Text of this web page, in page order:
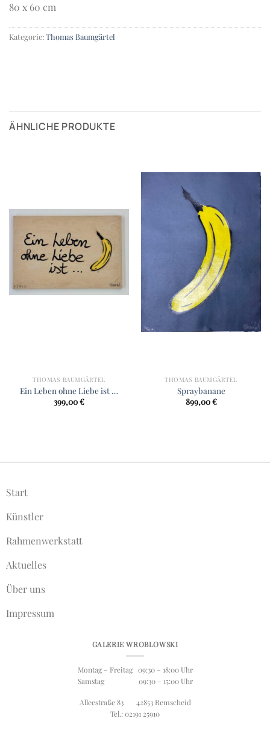
80 x 60 cm
Kategorie:Thomas Baumgärtel
ÄHNLICHE PRODUKTE
THOMAS BAUMGÄRTEL
Ein Leben ohne Liebe ist …
399,00€
THOMAS BAUMGÄRTEL
Spraybanane
899,00€
Start
Künstler
Rahmenwerkstatt
Aktuelles
Über uns
Impressum
GALERIE WROBLOWSKI
Montag – Freitag 09:30 – 18:00 Uhr
Samstag 09:30 – 15:00 Uhr
Alleestraße 83 42853 Remscheid
Tel.: 02191 25910